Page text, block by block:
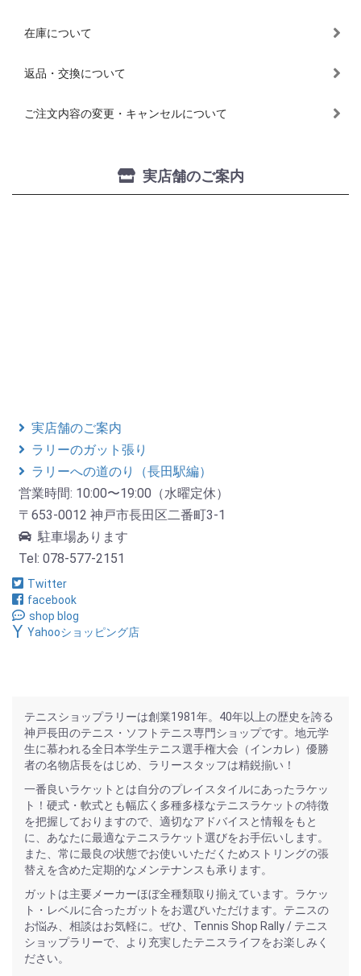
在庫について
返品・交換について
ご注文内容の変更・キャンセルについて
実店舗のご案内
実店舗のご案内
ラリーのガット張り
ラリーへの道のり（長田駅編）
営業時間: 10:00〜19:00（水曜定休）
〒653-0012 神戸市長田区二番町3-1
駐車場あります
Tel: 078-577-2151
Twitter
facebook
shop blog
Yahooショッピング店
テニスショップラリーは創業1981年。40年以上の歴史を誇る
神戸長田のテニス・ソフトテニス専門ショップです。地元学
生に慕われる全日本学生テニス選手権大会（インカレ）優勝
者の名物店長をはじめ、ラリースタッフは精鋭揃い！
一番良いラケットとは自分のプレイスタイルにあったラケッ
ト！硬式・軟式とも幅広く多種多様なテニスラケットの特徴
を把握しておりますので、適切なアドバイスと情報をもと
に、あなたに最適なテニスラケット選びをお手伝いします。
また、常に最良の状態でお使いいただくためストリングの張
替えを含めた定期的なメンテナンスも承ります。
ガットは主要メーカーほぼ全種類取り揃えています。ラケッ
ト・レベルに合ったガットをお選びいただけます。テニスの
お悩み、相談はお気軽に。ぜひ、Tennis Shop Rally / テニス
ショップラリーで、より充実したテニスライフをお楽しみく
ださい。